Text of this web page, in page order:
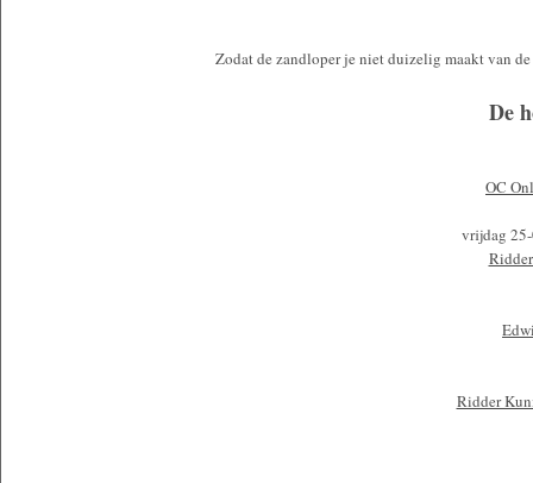
Zodat de zandloper je niet duizelig maakt van
De
OC
vrijdag
Ridder